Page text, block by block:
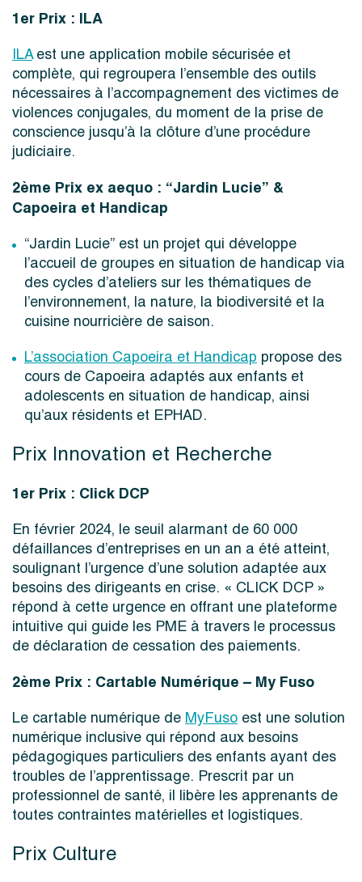
1er Prix : ILA
ILAest une application mobile sécurisée et
complète, qui regroupera l’ensemble des outils
nécessaires à l’accompagnement des victimes de
violences conjugales, du moment de la prise de
conscience jusqu’à la clôture d’une procédure
judiciaire.
2ème Prix ex aequo : “Jardin Lucie” &
Capoeira et Handicap
“Jardin Lucie” est un projet qui développe
l’accueil de groupes en situation de handicap via
des cycles d’ateliers sur les thématiques de
l’environnement, la nature, la biodiversité et la
cuisine nourricière de saison.
L’association Capoeira et Handicap propose des
cours de Capoeira adaptés aux enfants et
adolescents en situation de handicap, ainsi
qu’aux résidents et EPHAD.
Prix Innovation et Recherche
1er Prix : Click DCP
En février 2024, le seuil alarmant de 60 000
défaillances d’entreprises en un an a été atteint,
soulignant l’urgence d’une solution adaptée aux
besoins des dirigeants en crise. « CLICK DCP »
répond à cette urgence en offrant une plateforme
intuitive qui guide les PME à travers le processus
de déclaration de cessation des paiements.
2ème Prix : Cartable Numérique – My Fuso
Le cartable numérique deMyFuso est une solution
numérique inclusive qui répond aux besoins
pédagogiques particuliers des enfants ayant des
troubles de l’apprentissage. Prescrit par un
professionnel de santé, il libère les apprenants de
toutes contraintes matérielles et logistiques.
Prix Culture